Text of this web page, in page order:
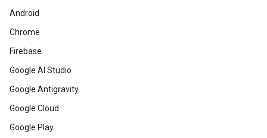
Android
Chrome
Firebase
Google AI Studio
Google Antigravity
Google Cloud
Google Play